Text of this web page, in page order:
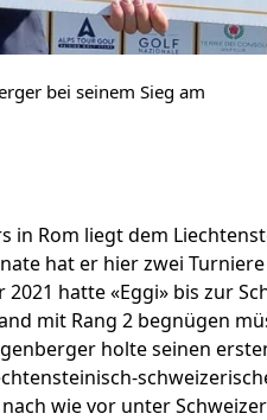
bei seinem Sieg am
in Rom liegt dem
hat er hier zwei
hatte «Eggi» bis zur
mit Rang 2 begnügen
holte seinen
wie vor unter